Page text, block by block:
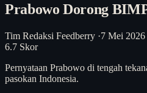
Prabowo Dorong
Tim Redaksi Feedberry ·7 Mei
6.7 Skor
Pernyataan Prabowo di tengah
pasokan Indonesia.